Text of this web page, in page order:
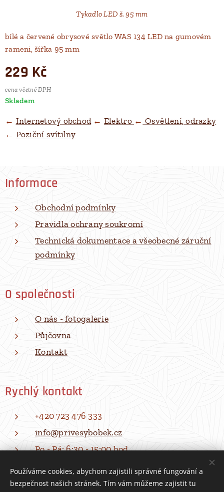
Tykadlo LED š. 95 mm
bílé a červené obrysové světlo WAS 134 LED na gumovém
rameni, šířka 95 mm
229 Kč
cena včetně DPH
Skladem
← Internetový obchod← Elektro ← Osvětlení, odrazky
← Poziční svítilny
Informace
Obchodní podmínky
Pravidla ochrany soukromí
Technická dokumentace a všeobecné záruční
podmínky
O společnosti
O nás - fotogalerie
Půjčovna
Kontakt
Rychlý kontakt
+420 723 476 333
info@privesybobek.cz
Po - Pá: 6:30 - 15:00 hod
Všechna práva vyhrazena | Přívěsy BOBEK 2026 Cookies
Používáme cookies, abychom zajistili správné fungování a
bezpečnost našich stránek. Tím vám můžeme zajistit tu